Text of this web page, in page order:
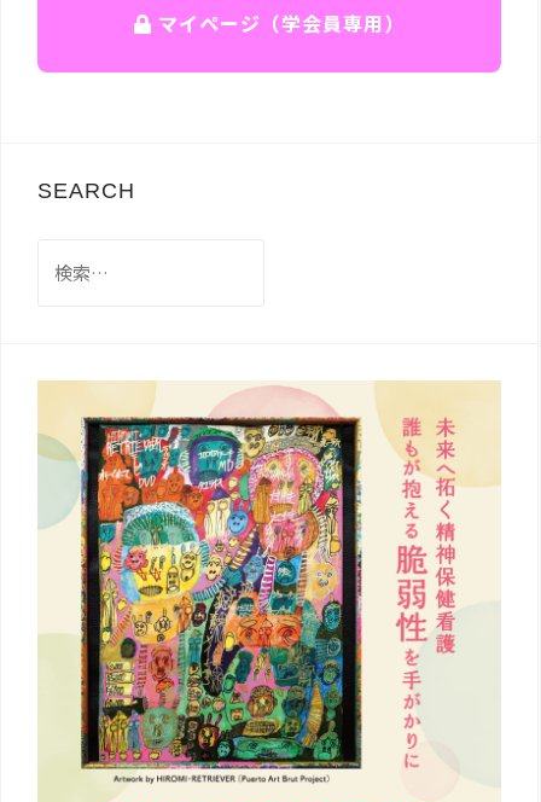
マイページ（学会員専用）
SEARCH
索: